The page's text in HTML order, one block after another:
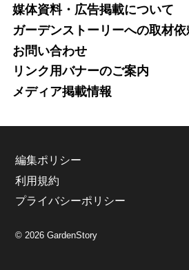
媒体資料・広告掲載について
ガーデンストーリーへの取材依
お問い合わせ
リンク用バナーのご案内
メディア掲載情報
編集ポリシー
利用規約
プライバシーポリシー
© 2026 GardenStory